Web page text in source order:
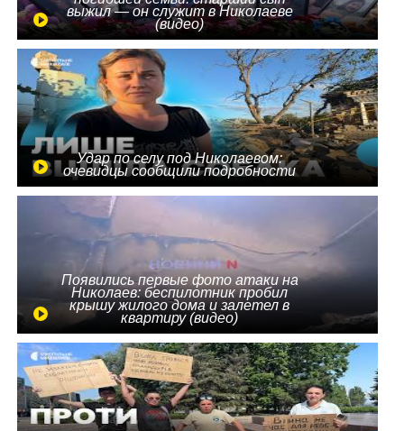
выжил — он служит в Николаеве
(видео)
Удар по селу под Николаевом:
очевидцы сообщили подробности
Появились первые фото атаки на
Николаев: беспилотник пробил
крышу жилого дома и залетел в
квартиру (видео)